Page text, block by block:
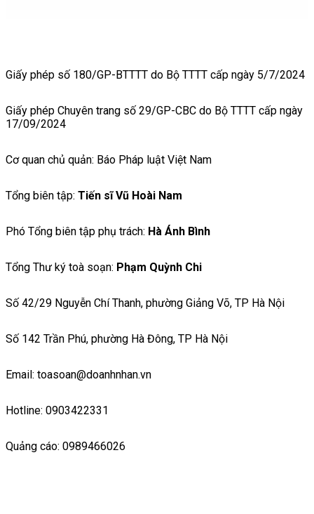
Giấy phép số 180/GP-BTTTT do Bộ TTTT cấp ngày 5/7/2024
Giấy phép Chuyên trang số 29/GP-CBC do Bộ TTTT cấp ngày
17/09/2024
Cơ quan chủ quản: Báo Pháp luật Việt Nam
Tổng biên tập: Tiến sĩ Vũ Hoài Nam
Phó Tổng biên tập phụ trách: Hà Ánh Bình
Tổng Thư ký toà soạn: Phạm Quỳnh Chi
Số 42/29 Nguyễn Chí Thanh, phường Giảng Võ, TP Hà Nội
Số 142 Trần Phú, phường Hà Đông, TP Hà Nội
Email: toasoan@doanhnhan.vn
Hotline: 0903422331
Quảng cáo: 0989466026